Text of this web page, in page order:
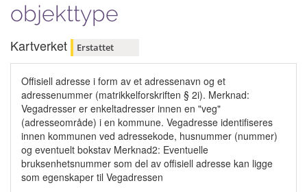
objekttype
Kartverket Erstattet
Offisiell adresse i form av et adressenavn og et
adressenummer (matrikkelforskriften § 2i). Merknad:
Vegadresser er enkeltadresser innen en "veg"
(adresseområde) i en kommune. Vegadresse identifiseres
innen kommunen ved adressekode, husnummer (nummer)
og eventuelt bokstav Merknad2: Eventuelle
bruksenhetsnummer som del av offisiell adresse kan ligge
som egenskaper til Vegadressen